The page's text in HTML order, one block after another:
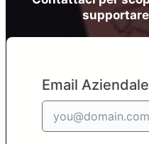
Email Aziendale